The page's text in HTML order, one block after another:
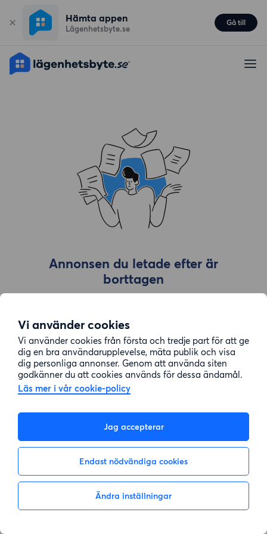
Vi använder cookies
Vi använder cookies från första och tredje part för att ge
dig en bra användarupplevelse, mäta publik och visa
dig personliga annonser. Genom att använda siten
godkänner du att cookies används för dessa ändamål.
Läs mer i vår cookie-policy
Jag accepterar
Endast nödvändiga cookies
Ändra inställningar
Hämta appen
Lägenhetsbyte.se
Gå till
Annonsen du letade efter är
borttagen
Gå till sök